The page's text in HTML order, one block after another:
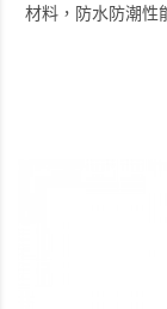
材料，防水防潮性